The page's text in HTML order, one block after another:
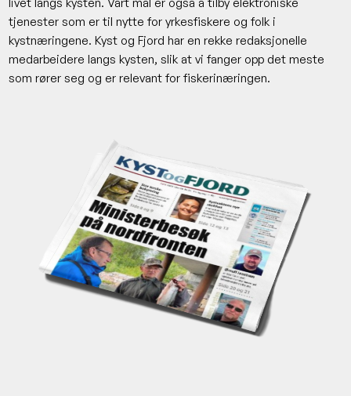
tjenester som er til nytte for yrkesfiskere og folk i
kystnæringene. Kyst og Fjord har en rekke redaksjonelle
medarbeidere langs kysten, slik at vi fanger opp det meste
som rører seg og er relevant for fiskerinæringen.